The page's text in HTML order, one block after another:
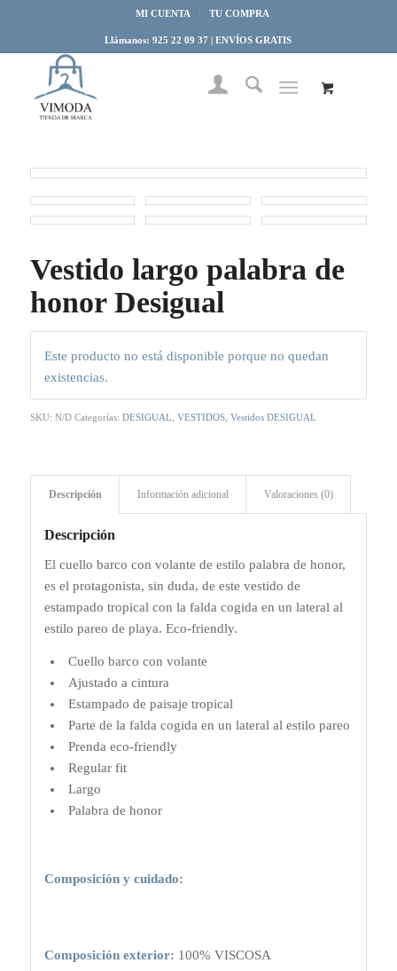
MI CUENTA TU COMPRA
Llámanos: 925 22 09 37 | ENVÍOS GRATIS
Vestido largo palabra de
honor Desigual
Este producto no está disponible porque no quedan
existencias.
SKU: N/D Categorías: DESIGUAL VESTIDOS, Vestidos DESIGUAL
Descripción Información adicional Valoraciones (0)
Descripción
El cuello barco con volante de estilo palabra de honor,
es el protagonista, sin duda, de este vestido de
estampado tropical con la falda cogida en un lateral al
estilo pareo de playa. Eco-friendly.
Cuello barco con volante
Ajustado a cintura
Estampado de paisaje tropical
Parte de la falda cogida en un lateral al estilo pareo
Prenda eco-friendly
Regular fit
Largo
Palabra de honor
Composición y cuidado:
Composición exterior: 100% VISCOSA